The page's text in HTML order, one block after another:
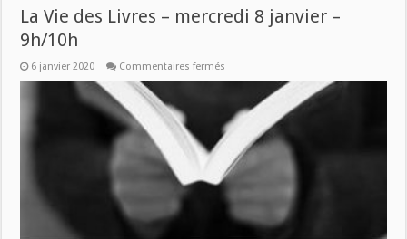
La Vie des Livres – mercredi 8 janvier –
9h/10h
6 janvier 2020 Commentaires fermés
Livres
–
mercredi
janvier
–
9h/10h